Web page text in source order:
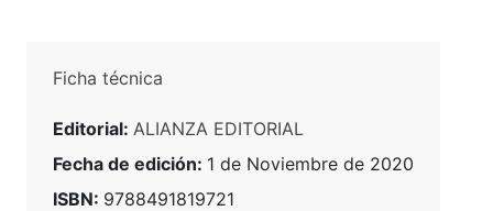
Ficha técnica
Editorial: ALIANZA EDITORIAL
Fecha de edición: 1 de Noviembre de 2020
ISBN: 9788491819721